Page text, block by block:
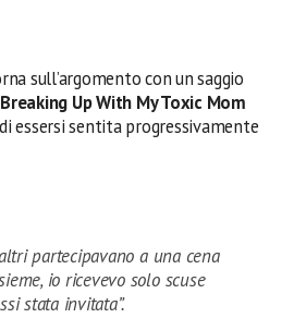
sull’argomento con un saggio
Up With My Toxic Mom
essersi sentita progressivamente
partecipavano a una cena
io ricevevo solo scuse
stata invitata”.